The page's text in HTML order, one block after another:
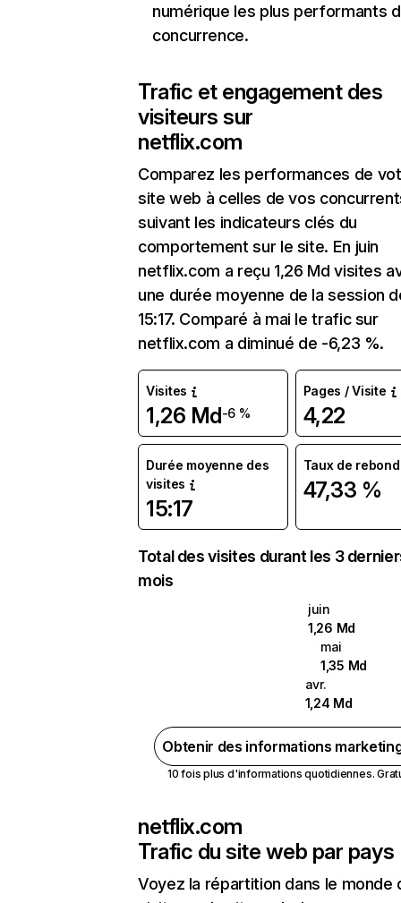
numérique les plus performants
concurrence.
Trafic et engagement des
visiteurs sur
netflix.com
Comparez les performances de
site web à celles de vos
suivant les indicateurs clés du
comportement sur le site. En juin
netflix.com a reçu 1,26 Md visites
une durée moyenne de la session
15:17. Comparé à mai le trafic sur
netflix.com a diminué de -6,23 %.
Visites
1,26 Md-6 %
Pages / Visite
4,22
Durée moyenne des
visites
15:17
Taux de rebond
47,33 %
Total des visites durant les 3
mois
juin
1,26 Md
mai
1,35 Md
avr.
1,24 Md
Obtenir des informations
10 fois plus d'informations quotidiennes.
netflix.com
Trafic du site web par pays
Voyez la répartition dans le monde